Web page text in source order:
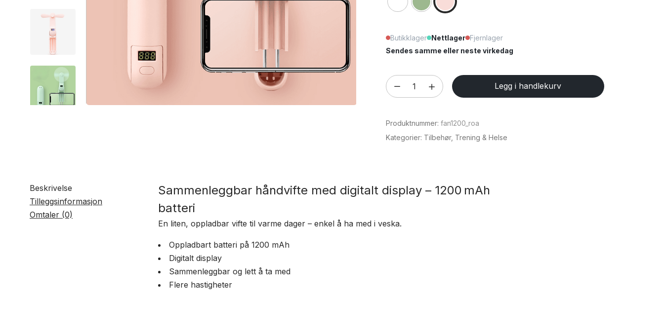
Butikklager Nettlager Fjernlager
Sendes samme eller neste virkedag
Sammenleggbar
håndvifte
digitalt
display
antall
Legg i handlekurv
Produktnummer: fan1200_roa
Kategorier: Tilbehør, Trening & Helse
Beskrivelse
Tilleggsinformasjon
Omtaler (0)
Sammenleggbar håndvifte med digitalt display – 1200 mAh
batteri
En liten, oppladbar vifte til varme dager – enkel å ha med i veska.
Oppladbart batteri på 1200 mAh
Digitalt display
Sammenleggbar og lett å ta med
Flere hastigheter